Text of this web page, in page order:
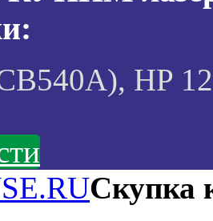
HP
Скупка